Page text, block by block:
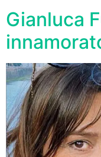
Gianluca